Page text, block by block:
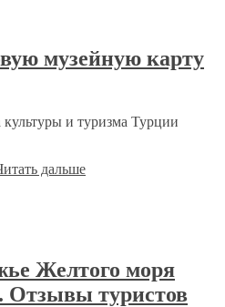
музейную карту
и туризма Турции
дальше
Желтого моря
Отзывы туристов